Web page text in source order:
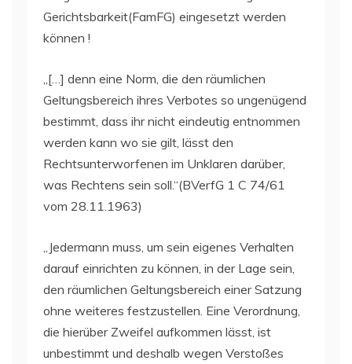
Gerichtsbarkeit(FamFG) eingesetzt werden
können !
„[…] denn eine Norm, die den räumlichen
Geltungsbereich ihres Verbotes so ungenügend
bestimmt, dass ihr nicht eindeutig entnommen
werden kann wo sie gilt, lässt den
Rechtsunterworfenen im Unklaren darüber,
was Rechtens sein soll.“(BVerfG 1 C 74/61
vom 28.11.1963)
„Jedermann muss, um sein eigenes Verhalten
darauf einrichten zu können, in der Lage sein,
den räumlichen Geltungsbereich einer Satzung
ohne weiteres festzustellen. Eine Verordnung,
die hierüber Zweifel aufkommen lässt, ist
unbestimmt und deshalb wegen Verstoßes